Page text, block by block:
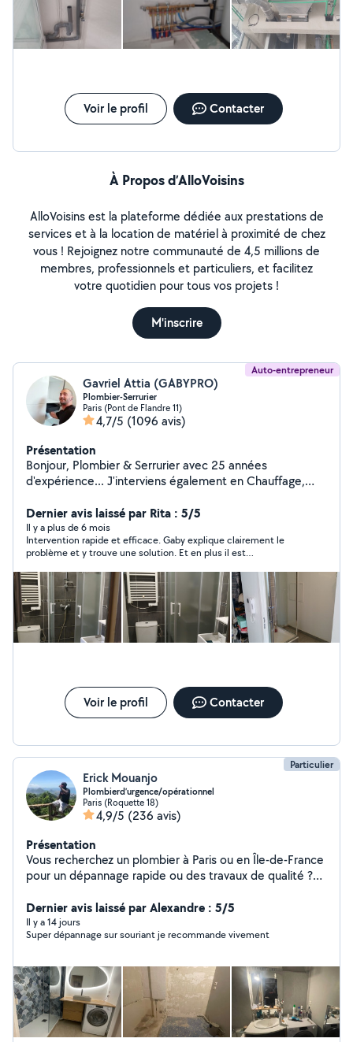
soixante-quinze quatre-vingt-quatre soixante-cinq
Klaudio : zéro sept cinquante et un quarante-deux
soixante-douze quarante-cinq Nous nous engageons à
de votre confiance et à bientôt !
Voir le profil Contacter
À Propos d’AlloVoisins
AlloVoisins est la plateforme dédiée aux prestations de
services et à la location de matériel à proximité de chez
vous ! Rejoignez notre communauté de 4,5 millions de
membres, professionnels et particuliers, et facilitez
votre quotidien pour tous vos projets !
M'inscrire
Auto-entrepreneur
Gavriel Attia (GABYPRO)
Plombier-Serrurier
Paris (Pont de Flandre 11)
4,7/5 (1096 avis)
Présentation
Bonjour, Plombier & Serrurier avec 25 années
d'expérience... J'interviens également en Chauffage,
rapide... Je me ferai un plaisir de vous rendre service
mes chers voisins.... Si vous me contactez directement,
merci de me laisser vos coordonnées téléphoniques...
Au plaisir de vous lire... Gaby
Dernier avis laissé par Rita : 5/5
Il y a plus de 6 mois
Intervention rapide et efficace. Gaby explique clairement le
problème et y trouve une solution. Et en plus il est
Voir le profil Contacter
Particulier
Erick Mouanjo
Plombierd’urgence/opérationnel
Paris (Roquette 18)
4,9/5 (236 avis)
Présentation
Vous recherchez un plombier à Paris ou en Île-de-France
pour un dépannage rapide ou des travaux de qualité ?
j'interviens rapidement pour tous vos besoins en
plomberie, en urgence ou sur rendez-vous. Dépannage
plomberie rapide à Paris J'interviens pour tous types de
Canalisation bouchée (WC, évier, douche) * Panne de
chauffe-eau * Problème de pression ou de robinetterie
Intervention rapide en région parisienne et banlieue.
Travaux et installation plomberie * Installation de
sanitaires (WC, lavabo, douche, baignoire) * Pose et
Dernier avis laissé par Alexandre : 5/5
Il y a 14 jours
Super dépannage sur souriant je recommande vivement